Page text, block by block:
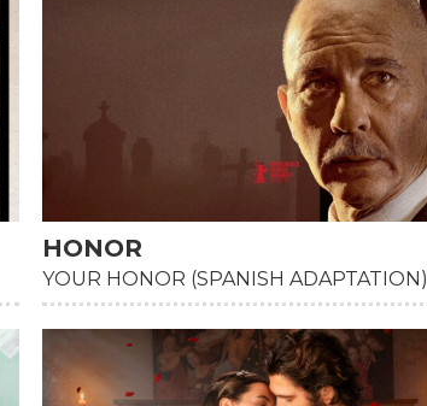
HD
HONOR
YOUR HONOR (SPANISH ADAPTATION)